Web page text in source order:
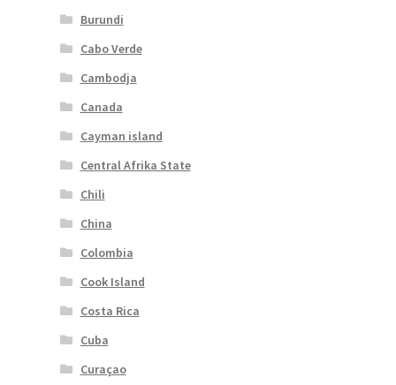
Burundi
Cabo Verde
Cambodja
Canada
Cayman island
Central Afrika State
Chili
China
Colombia
Cook Island
Costa Rica
Cuba
Curaçao